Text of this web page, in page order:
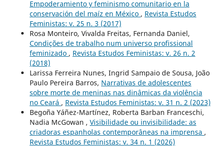
Empoderamiento y feminismo comunitario en la
conservación del maíz en México , Revista Estudos
Feministas: v. 25 n. 3 (2017)
Rosa Monteiro, Vivalda Freitas, Fernanda Daniel,
Condições de trabalho num universo profissional
feminizado , Revista Estudos Feministas: v. 26 n. 2
(2018)
Larissa Ferreira Nunes, Ingrid Sampaio de Sousa, João
Paulo Pereira Barros, Narrativas de adolescentes
sobre morte de meninas nas dinâmicas da violência
no Ceará , Revista Estudos Feministas: v. 31 n. 2 (2023)
Begoña Yáñez-Martínez, Roberta Barban Franceschi,
Nadia McGowan , Visibilidade ou invisibilidade: as
criadoras espanholas contemporâneas na imprensa ,
Revista Estudos Feministas: v. 34 n. 1 (2026)